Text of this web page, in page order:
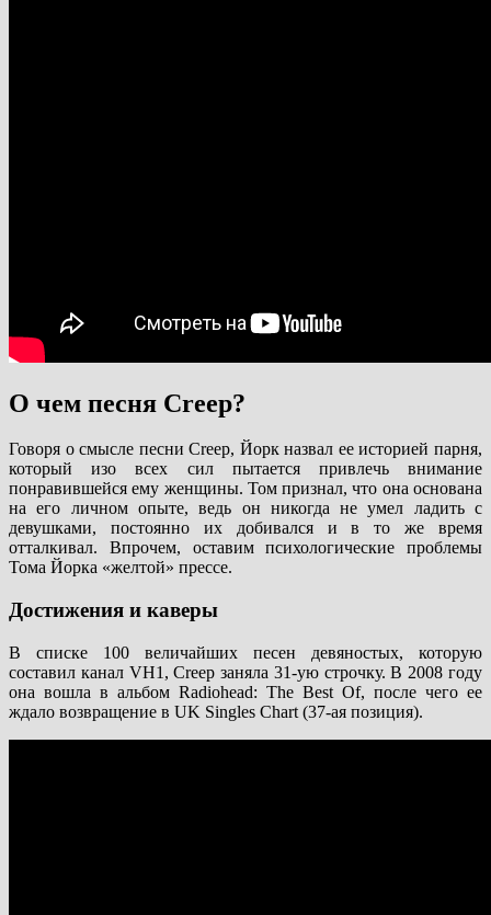
О чем песня Creep?
Говоря о смысле песни Creep, Йорк назвал ее историей парня,
который изо всех сил пытается привлечь внимание
понравившейся ему женщины. Том признал, что она основана
на его личном опыте, ведь он никогда не умел ладить с
девушками, постоянно их добивался и в то же время
отталкивал. Впрочем, оставим психологические проблемы
Тома Йорка «желтой» прессе.
Достижения и каверы
В списке 100 величайших песен девяностых, которую
составил канал VH1, Creep заняла 31-ую строчку. В 2008 году
она вошла в альбом Radiohead: The Best Of, после чего ее
ждало возвращение в UK Singles Chart (37-ая позиция).